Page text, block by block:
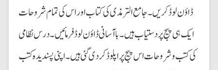
ڈاؤن لوڈ کریں۔ جامع الترمذی کی کتاب اور اس کی تمام شروحات
ایک ہی پیج پردستیاب ہیں۔ با آسانی ڈاؤن لوڈ فرمائیں۔ درس نظامی
کی کتب وشروحات اس پیج پراپلوڈ کردی گئی ہیں۔ اپنی پسندیدہ کتب